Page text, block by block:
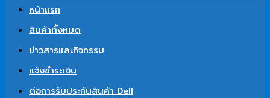
หน้าแรก
สินค้าทั้งหมด
ข่าวสารและกิจกรรม
แจ้งชำระเงิน
ต่อการรับประกันสินค้า Dell